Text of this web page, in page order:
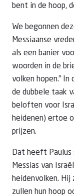
bent in de hoop,
We begonnen
Messiaanse
als een banier
woorden in de
volken hopen.”
de dubbele taak
beloften voor
heidenen) ertoe
prijzen.
Dat heeft Paulus
Messias van
heidenvolken. Hij
zullen hun hoop